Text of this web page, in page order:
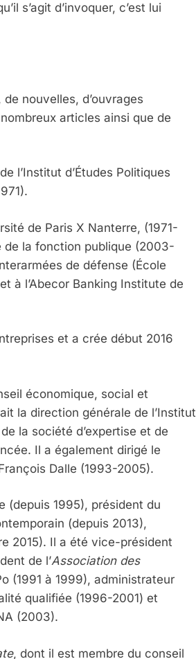
s’agit d’invoquer, c’est lui
nouvelles, d’ouvrages
articles ainsi que de
l’Institut d’Études Politiques
de Paris X Nanterre, (1971-
de la fonction publique (2003-
de défense (École
à l’Abecor Banking Institute de
et a crée début 2016
économique, social et
la direction générale de l’Institut
la société d’expertise et de
Il a également dirigé le
Dalle (1993-2005).
(depuis 1995), président du
(depuis 2013),
2015). Il a été vice-président
de l’Association des
(1991 à 1999), administrateur
qualifiée (1996-2001) et
(2003).
, dont il est membre du conseil